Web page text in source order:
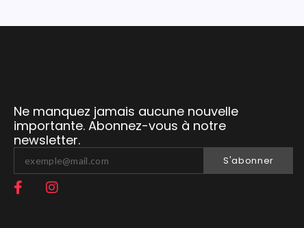
Ne manquez jamais aucune nouvelle
importante. Abonnez-vous à notre
newsletter.
S'abonner